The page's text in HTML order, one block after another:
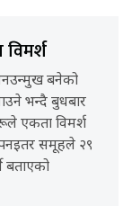
बनेको
भन्दै बुधबार
एकता विमर्श
समूहले २९
बताएको